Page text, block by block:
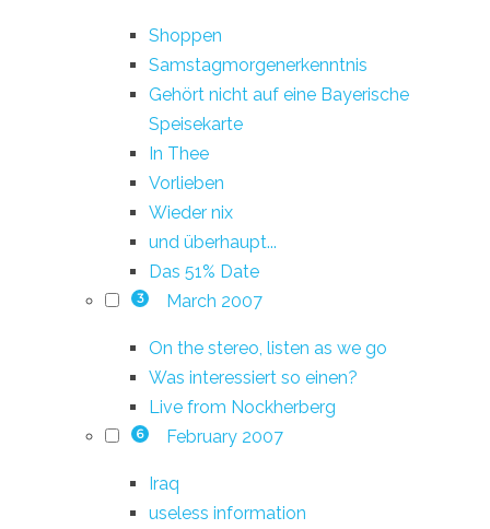
Shoppen
Samstagmorgenerkenntnis
Gehört nicht auf eine Bayerische
Speisekarte
In Thee
Vorlieben
Wieder nix
und überhaupt...
Das 51% Date
3 March 2007
On the stereo, listen as we go
Was interessiert so einen?
Live from Nockherberg
6 February 2007
Iraq
useless information